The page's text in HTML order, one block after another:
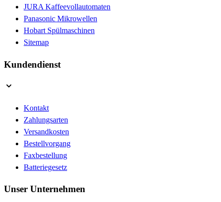
JURA Kaffeevollautomaten
Panasonic Mikrowellen
Hobart Spülmaschinen
Sitemap
Kundendienst
Kontakt
Zahlungsarten
Versandkosten
Bestellvorgang
Faxbestellung
Batteriegesetz
Unser Unternehmen